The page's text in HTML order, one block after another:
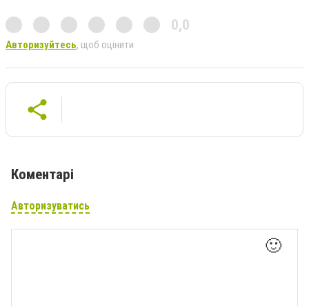
0,0
Авторизуйтесь, щоб оцінити
Коментарі
Авторизуватись
🙂